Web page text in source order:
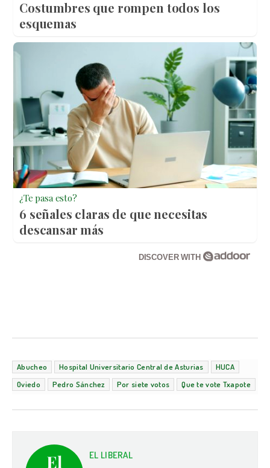
Costumbres que rompen todos los
esquemas
¿Te pasa esto?
6 señales claras de que necesitas
descansar más
DISCOVER WITH
Abucheo Hospital Universitario Central de Asturias
HUCA
Oviedo
Pedro Sánchez Por siete votos Que te vote Txapote
EL LIBERAL